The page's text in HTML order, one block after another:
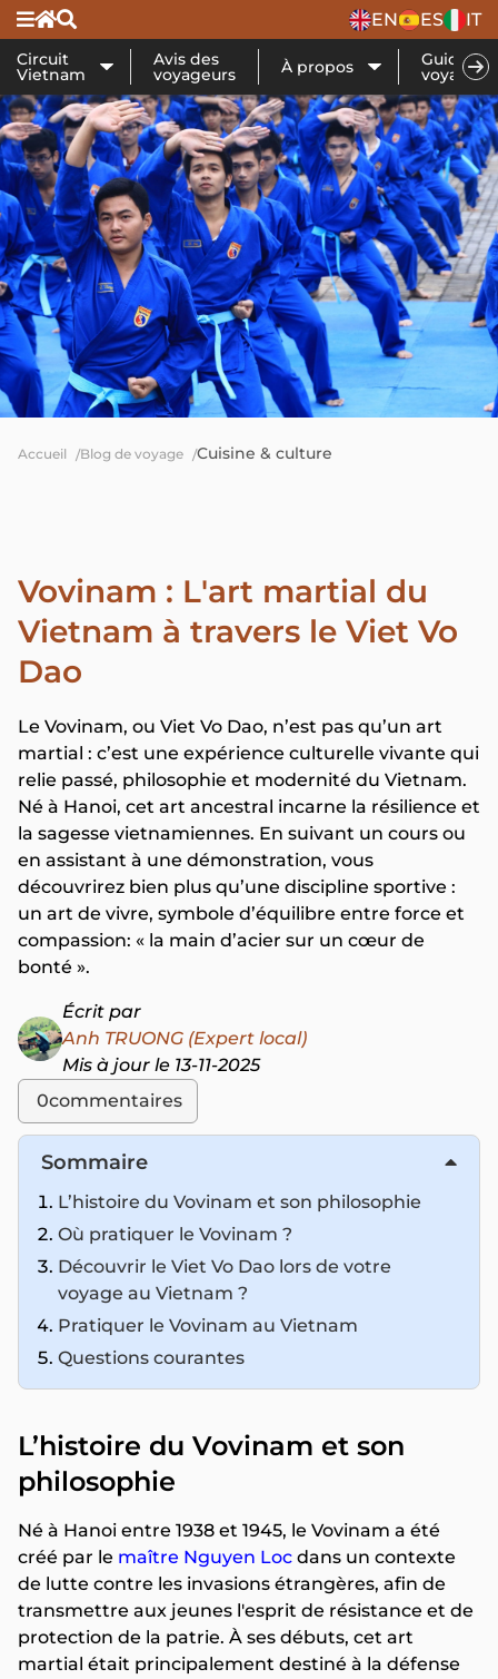
EN ES IT
Circuit
Vietnam
Avis des
voyageurs À propos Guide de
voyage
Accueil Blog de voyage Cuisine & culture
Vovinam : L'art martial du
Vietnam à travers le Viet Vo
Dao
Le Vovinam, ou Viet Vo Dao, n’est pas qu’un art
martial : c’est une expérience culturelle vivante qui
relie passé, philosophie et modernité du Vietnam.
Né à Hanoi, cet art ancestral incarne la résilience et
la sagesse vietnamiennes. En suivant un cours ou
en assistant à une démonstration, vous
découvrirez bien plus qu’une discipline sportive :
un art de vivre, symbole d’équilibre entre force et
compassion: « la main d’acier sur un cœur de
bonté ».
Écrit par
Anh TRUONG (Expert local)
Mis à jour le 13-11-2025
0commentaires
Sommaire
L’histoire du Vovinam et son philosophie
Où pratiquer le Vovinam ?
Découvrir le Viet Vo Dao lors de votre
voyage au Vietnam ?
Pratiquer le Vovinam au Vietnam
Questions courantes
L’histoire du Vovinam et son
philosophie
Né à Hanoi entre 1938 et 1945, le Vovinam a été
créé par le maître Nguyen Loc dans un contexte
de lutte contre les invasions étrangères, afin de
transmettre aux jeunes l'esprit de résistance et de
protection de la patrie. À ses débuts, cet art
martial était principalement destiné à la défense